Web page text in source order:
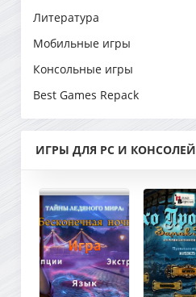
Литература
Мобильные игры
Консольные игры
Best Games Repack
ИГРЫ ДЛЯ PC И КОНСОЛЕЙ